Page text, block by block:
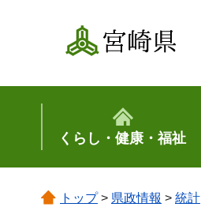
宮崎県
くらし・健康・福祉
トップ> 県政情報 > 統計